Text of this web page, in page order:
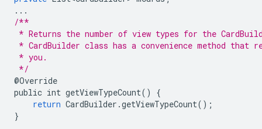
...
/**
* Returns the number of view types for the
* CardBuilder class has a convenience method
* you.
*/
@Override
public int getViewTypeCount()
{
return CardBuilder .getViewTypeCount();
}